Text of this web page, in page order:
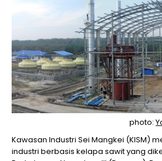
photo:
Kawasan Industri Sei Mangkei (KISM)
industri berbasis kelapa sawit yang